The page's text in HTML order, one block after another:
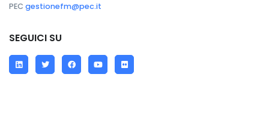
PEC gestionefm@pec.it
SEGUICI SU
LinkedInTwitterFacebookYouTube
Flickr